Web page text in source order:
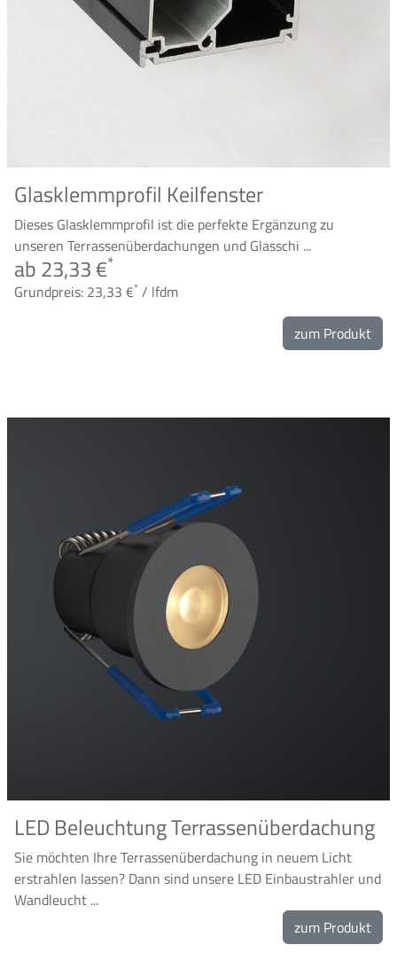
Glasklemmprofil Keilfenster
Dieses Glasklemmprofil ist die perfekte Ergänzung zu
unseren Terrassenüberdachungen und Glasschi ...
ab 23,33 €*
Grundpreis: 23,33 €* / lfdm
zum Produkt
LED Beleuchtung Terrassenüberdachung
Sie möchten Ihre Terrassenüberdachung in neuem Licht
erstrahlen lassen? Dann sind unsere LED Einbaustrahler und
Wandleucht ...
zum Produkt